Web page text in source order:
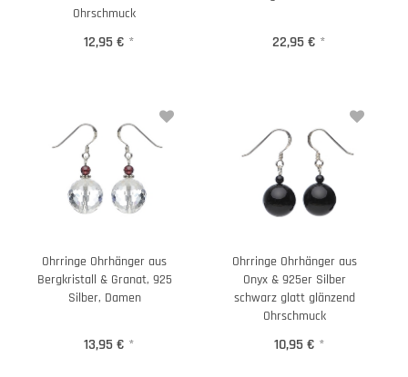
Ohrschmuck
12,95 € * 22,95 € *
Ohrringe Ohrhänger aus
Bergkristall & Granat, 925
Silber, Damen
13,95 € *
Ohrringe Ohrhänger aus
Onyx & 925er Silber
schwarz glatt glänzend
Ohrschmuck
10,95 € *